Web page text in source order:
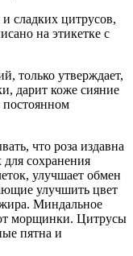
и сладких цитрусов,
на этикетке с
только утверждает,
дарит коже сияние
постоянном
что роза издавна
для сохранения
улучшает обмен
улучшить цвет
Миндальное
морщинки. Цитрусы
пятна и